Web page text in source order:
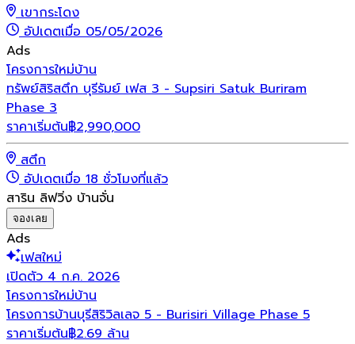
เขากระโดง
อัปเดตเมื่อ 05/05/2026
Ads
โครงการใหม่บ้าน
ทรัพย์สิริสตึก บุรีรัมย์ เฟส 3 - Supsiri Satuk Buriram
Phase 3
ราคาเริ่มต้น฿2,990,000
สตึก
อัปเดตเมื่อ 18 ชั่วโมงที่แล้ว
สาริน ลิฟวิ่ง บ้านจั่น
จองเลย
Ads
เฟสใหม่
เปิดตัว 4 ก.ค. 2026
โครงการใหม่บ้าน
โครงการบ้านบุรีสิริวิลเลจ 5 - Burisiri Village Phase 5
ราคาเริ่มต้น฿2.69 ล้าน